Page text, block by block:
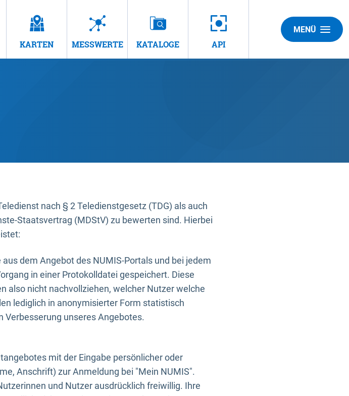
KARTEN MESSWERTE KATALOGE API
MENÜ
nach § 2 Teledienstgesetz (TDG) als auch
Staatsvertrag (MDStV) zu bewerten sind. Hierbei
dem Angebot des NUMIS-Portals und bei jedem
in einer Protokolldatei gespeichert. Diese
also nicht nachvollziehen, welcher Nutzer welche
lediglich in anonymisierter Form statistisch
unseres Angebotes.
mit der Eingabe persönlicher oder
Anschrift) zur Anmeldung bei "Mein NUMIS".
und Nutzer ausdrücklich freiwillig. Ihre